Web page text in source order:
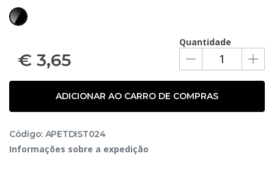
Quantidade
€ 3,65
ADICIONAR AO CARRO DE COMPRAS
Código: APETDIST024
Informações sobre a expedição